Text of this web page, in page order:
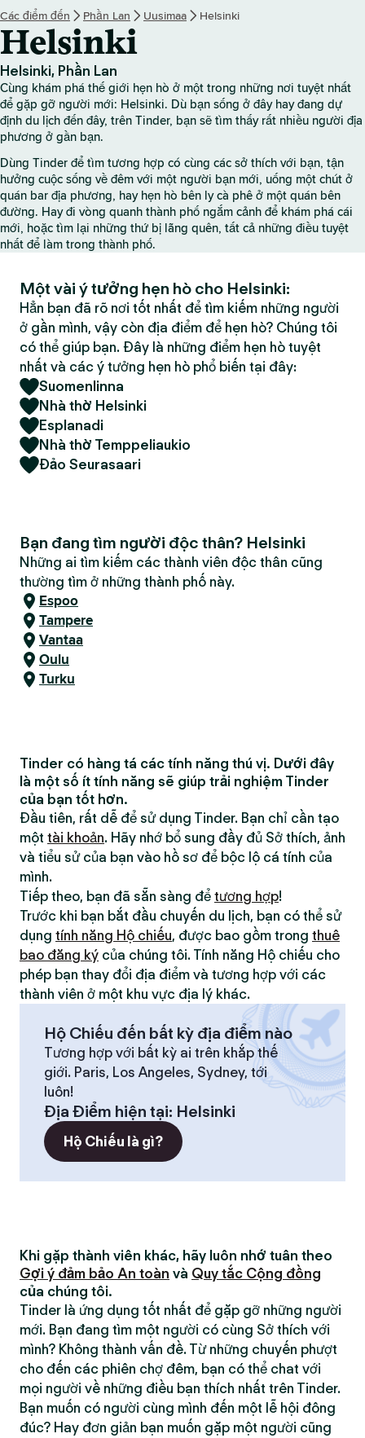
Các điểm đến Phần Lan Uusimaa Helsinki
Helsinki
Helsinki, Phần Lan
Cùng khám phá thế giới hẹn hò ở một trong những nơi tuyệt nhất
để gặp gỡ người mới: Helsinki. Dù bạn sống ở đây hay đang dự
định du lịch đến đây, trên Tinder, bạn sẽ tìm thấy rất nhiều người địa
phương ở gần bạn.
Dùng Tinder để tìm tương hợp có cùng các sở thích với bạn, tận
hưởng cuộc sống về đêm với một người bạn mới, uống một chút ở
quán bar địa phương, hay hẹn hò bên ly cà phê ở một quán bên
đường. Hay đi vòng quanh thành phố ngắm cảnh để khám phá cái
mới, hoặc tìm lại những thứ bị lãng quên, tất cả những điều tuyệt
nhất để làm trong thành phố.
Một vài ý tưởng hẹn hò cho Helsinki:
Hẳn bạn đã rõ nơi tốt nhất để tìm kiếm những người
ở gần mình, vậy còn địa điểm để hẹn hò? Chúng tôi
có thể giúp bạn. Đây là những điểm hẹn hò tuyệt
nhất và các ý tưởng hẹn hò phổ biến tại đây:
Suomenlinna
Nhà thờ Helsinki
Esplanadi
Nhà thờ Temppeliaukio
Đảo Seurasaari
Bạn đang tìm người độc thân? Helsinki
Những ai tìm kiếm các thành viên độc thân cũng
thường tìm ở những thành phố này.
Espoo
Tampere
Vantaa
Oulu
Turku
Tinder có hàng tá các tính năng thú vị. Dưới đây
là một số ít tính năng sẽ giúp trải nghiệm Tinder
của bạn tốt hơn.
Đầu tiên, rất dễ để sử dụng Tinder. Bạn chỉ cần tạo
một tài khoản. Hãy nhớ bổ sung đầy đủ Sở thích, ảnh
và tiểu sử của bạn vào hồ sơ để bộc lộ cá tính của
mình.
Tiếp theo, bạn đã sẵn sàng để tương hợp!
Trước khi bạn bắt đầu chuyến du lịch, bạn có thể sử
dụng tính năng Hộ chiếu, được bao gồm trong thuê
bao đăng ký của chúng tôi. Tính năng Hộ chiếu cho
phép bạn thay đổi địa điểm và tương hợp với các
thành viên ở một khu vực địa lý khác.
Hộ Chiếu đến bất kỳ địa điểm nào
Tương hợp với bất kỳ ai trên khắp thế
giới. Paris, Los Angeles, Sydney, tới
luôn!
Địa Điểm hiện tại: Helsinki
Hộ Chiếu là gì?
Khi gặp thành viên khác, hãy luôn nhớ tuân theo
Gợi ý đảm bảo An toàn và Quy tắc Cộng đồng
của chúng tôi.
Tinder là ứng dụng tốt nhất để gặp gỡ những người
mới. Bạn đang tìm một người có cùng Sở thích với
mình? Không thành vấn đề. Từ những chuyến phượt
cho đến các phiên chợ đêm, bạn có thể chat với
mọi người về những điều bạn thích nhất trên Tinder.
Bạn muốn có người cùng mình đến một lễ hội đông
đúc? Hay đơn giản bạn muốn gặp một người cũng